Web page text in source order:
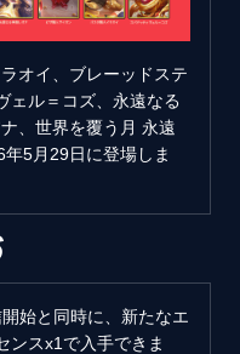
オイ、ブレーッドステ
ェル＝コズ、永遠なる
、世界を覆う月 永遠
5月29日に登場しま
始と同時に、新たなエ
ンスx1で入手できま